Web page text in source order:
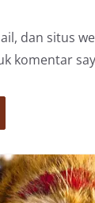
dan situs
komentar